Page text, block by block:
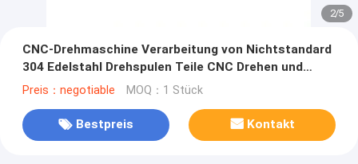
2/5
CNC-Drehmaschine Verarbeitung von Nichtstandard
304 Edelstahl Drehspulen Teile CNC Drehen und
Fräsen Komposit-CNC-Prozess
Preis：negotiable MOQ：1 Stück
Bestpreis Kontakt